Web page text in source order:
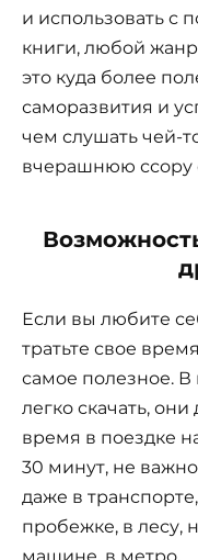
и использовать с
книги, любой
это куда более
саморазвития и
чем слушать чей-
вчерашнюю ссору
Если вы любите
тратьте свое
самое полезное.
легко скачать,
время в поездке
30 минут, не
даже в
пробежке, в лесу,
машине, в метро.